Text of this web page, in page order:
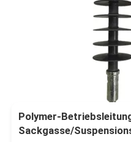
Polymer-
Sackgasse/